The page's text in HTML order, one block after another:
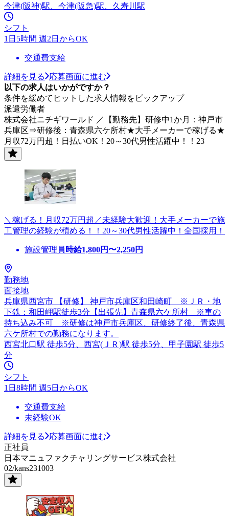
今津(阪神)駅、今津(阪急)駅、久寿川駅
シフト
1日5時間 週2日からOK
交通費支給
詳細を見る
応募画面に進む
以下の求人はいかがですか？
条件を緩めてヒットした求人情報をピックアップ
派遣労働者
株式会社ニチギワールド ／【勤務先】研修中1か月：神戸市
兵庫区⇒研修後：青森県六ケ所村★大手メーカーで稼げる★
月収72万円超！日払いOK！20～30代男性活躍中！！23
＼稼げる！月収72万円超／未経験大歓迎！大手メーカーで施
工管理の経験が積める！！20～30代男性活躍中！全国採用！
施設管理員 時給1,800円〜2,250円
勤務地
面接地
兵庫県西宮市 【研修】 神戸市兵庫区和田崎町 ※ＪＲ・地
下鉄：和田岬駅徒歩3分【出張先】青森県六ケ所村 ※車の
持ち込み不可 ※研修は神戸市兵庫区、研修終了後、青森県
六ケ所村での勤務になります。
西宮北口駅 徒歩5分、西宮(ＪＲ)駅 徒歩5分、甲子園駅 徒歩5
分
シフト
1日8時間 週5日からOK
交通費支給
未経験OK
詳細を見る
応募画面に進む
正社員
日本マニュファクチャリングサービス株式会社
02/kans231003